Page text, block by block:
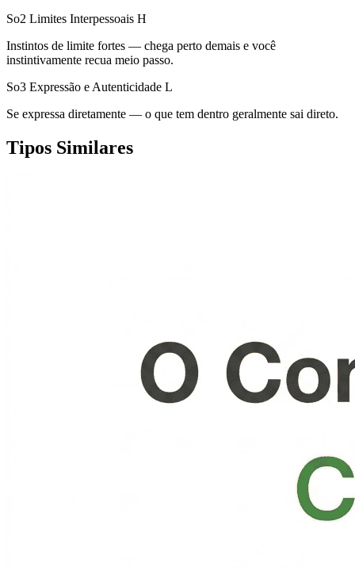
So2 Limites Interpessoais H
Instintos de limite fortes — chega perto demais e você
instintivamente recua meio passo.
So3 Expressão e Autenticidade L
Se expressa diretamente — o que tem dentro geralmente sai direto.
Tipos Similares